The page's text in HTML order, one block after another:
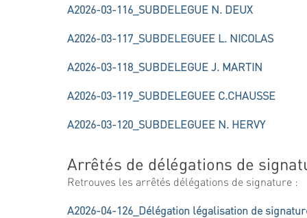
A2026-03-116_SUBDELEGUE N. DEUX
A2026-03-117_SUBDELEGUEE L. NICOLAS
A2026-03-118_SUBDELEGUE J. MARTIN
A2026-03-119_SUBDELEGUEE C.CHAUSSE
A2026-03-120_SUBDELEGUEE N. HERVY
Arrêtés de délégations de
Retrouves les arrêtés délégations de signature :
A2026-04-126_Délégation légalisation de